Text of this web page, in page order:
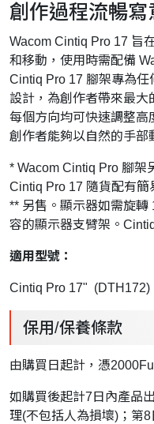
創作過程流暢寫
Wacom Cintiq Pro 17 旨
和移動，使用時需配備
Cintiq Pro 17 腳架專為任
設計，為創作者帶來最大
每個方向均可快速調整高
創作者能夠以自然的手部
* Wacom Cintiq Pro 腳架
Cintiq Pro 17 隨貨配有簡
** 另售。顯示器如需旋轉
容的顯示器支臂架。
適用型號：
Cintiq Pro 17" (DTH172)
保用/保養條款
由購買日起計，憑
如購買後起計7日內產品
理(不包括人為損壞)；第